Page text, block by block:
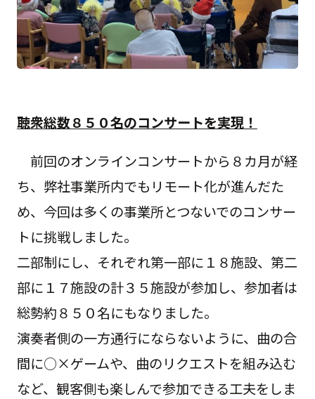
聴衆総数８５０名のコンサートを実現！
前回のオンラインコンサートから８カ月が経
ち、弊社事業所内でもリモート化が進んだた
め、今回は多くの事業所とつないでのコンサー
トに挑戦しました。
二部制にし、それぞれ第一部に１８施設、第二
部に１７施設の計３５施設が参加し、参加者は
総勢約８５０名にもなりました。
演奏者側の一方通行にならないように、曲の合
間に○×ゲームや、曲のリクエストを組み込む
など、観客側も楽しんで参加できる工夫をしま